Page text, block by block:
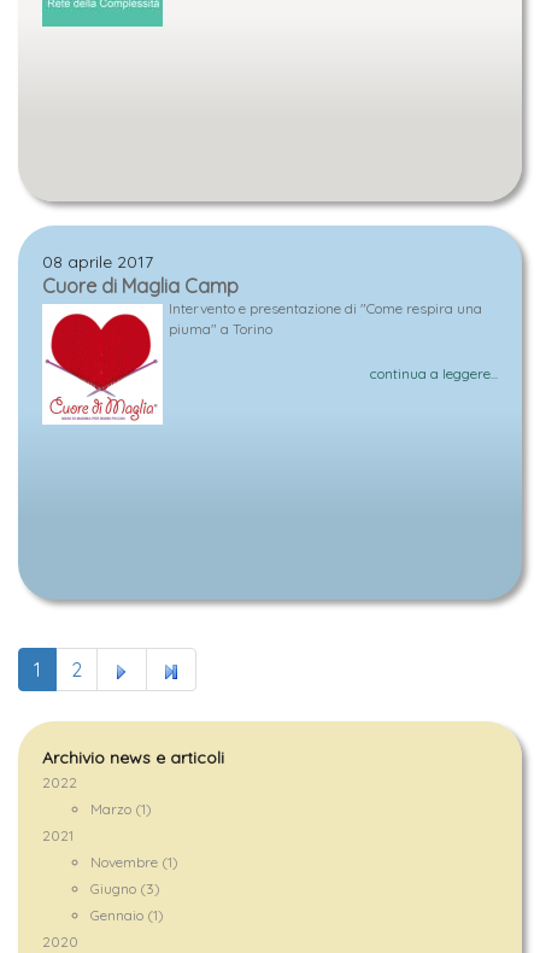
08 aprile 2017
Cuore di Maglia Camp
Intervento e presentazione di "Come respira una
piuma" a Torino
continua a leggere...
1 2
Archivio news e articoli
2022
Marzo (1)
2021
Novembre (1)
Giugno (3)
Gennaio (1)
2020